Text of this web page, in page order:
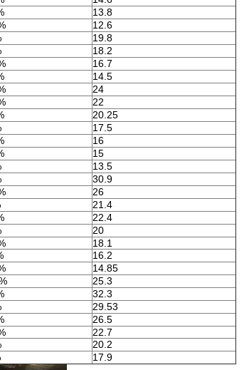
13.8
12.6
19.8
18.2
16.7
14.5
24
22
20.25
17.5
16
15
13.5
30.9
26
21.4
22.4
20
18.1
16.2
14.85
25.3
32.3
29.53
26.5
22.7
20.2
17.9